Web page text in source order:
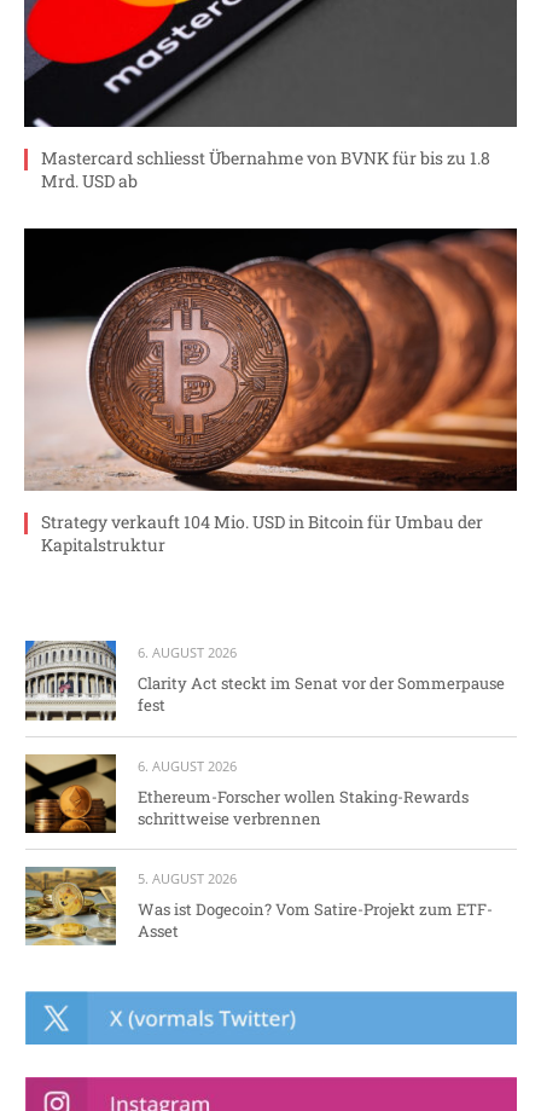
Mastercard schliesst Übernahme von BVNK für bis zu 1.8
Mrd. USD ab
Strategy verkauft 104 Mio. USD in Bitcoin für Umbau der
Kapitalstruktur
6. AUGUST 2026
Clarity Act steckt im Senat vor der Sommerpause
fest
6. AUGUST 2026
Ethereum-Forscher wollen Staking-Rewards
schrittweise verbrennen
5. AUGUST 2026
Was ist Dogecoin? Vom Satire-Projekt zum ETF-
Asset